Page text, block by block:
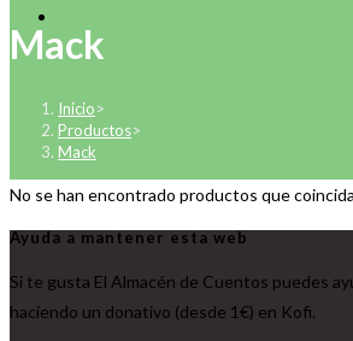
Mack
Inicio>
Productos>
Mack
No se han encontrado productos que
Ayuda a mantener esta web
Si te gusta El Almacén de Cuentos puedes
haciendo un donativo (desde 1€) en Kofi.